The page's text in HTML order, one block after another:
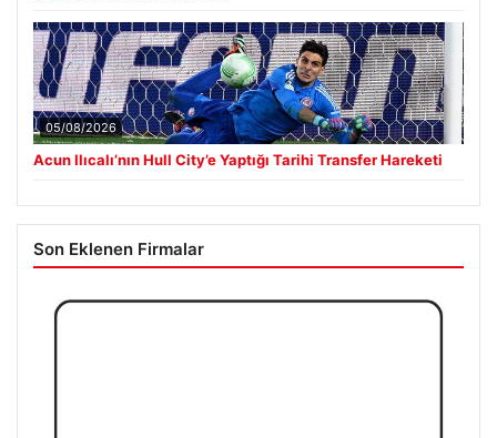
05/08/2026
Acun Ilıcalı’nın Hull City’e Yaptığı Tarihi Transfer Hareketi
Son Eklenen Firmalar